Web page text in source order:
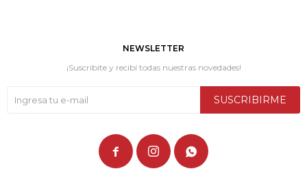
NEWSLETTER
¡Suscribite y recibí todas nuestras novedades!
SUSCRIBIRME
  